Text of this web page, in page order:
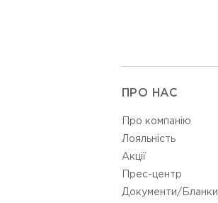
ПРО НАС
Про компанію
Лояльність
Акції
Прес-центр
Документи/Бланки